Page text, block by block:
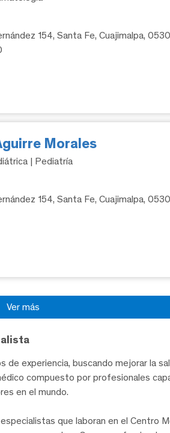
154, Santa Fe, Cuajimalpa,
Morales
| Pediatría
154, Santa Fe, Cuajimalpa,
Ver más
experiencia, buscando mejorar la
compuesto por profesionales
en el mundo.
que laboran en el Centro